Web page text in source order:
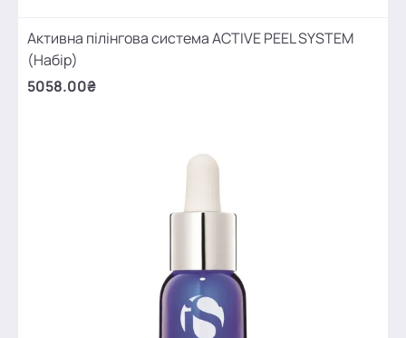
Активна пілінгова система ACTIVE PEEL SYSTEM
(Набір)
5058.00₴